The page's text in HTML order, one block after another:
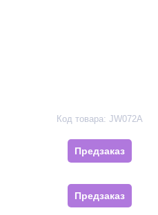
Код товара: JW072A
Предзаказ
Предзаказ